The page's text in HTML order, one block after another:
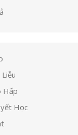
Hấp
Học